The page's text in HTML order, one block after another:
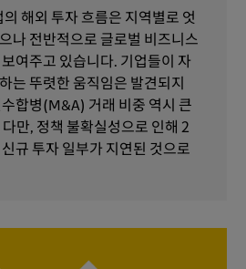
해외 투자 흐름은 지역별로 엇
나 전반적으로 글로벌 비즈니스
여주고 있습니다. 기업들이 자
는 뚜렷한 움직임은 발견되지
합병(M&A) 거래 비중 역시 큰
만, 정책 불확실성으로 인해 2
규 투자 일부가 지연된 것으로